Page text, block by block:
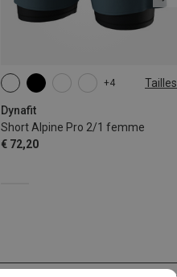
+4 Tailles
Dynafit
Short Alpine Pro 2/1 femme
€ 72,20
XS S